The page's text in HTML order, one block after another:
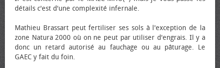
détails c'est d'une complexité infernale.
Mathieu Brassart peut fertiliser ses sols à l'exception de la
zone Natura 2000 où on ne peut par utiliser d'engrais. Il y a
donc un retard autorisé au fauchage ou au pâturage. Le
GAEC y fait du foin.